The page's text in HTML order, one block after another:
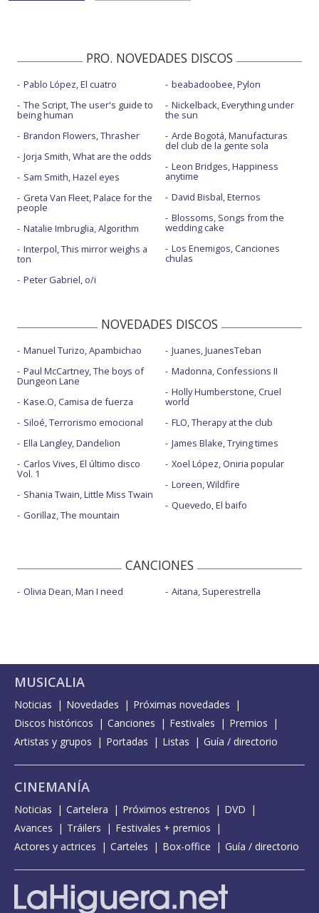
PRO. NOVEDADES DISCOS
Pablo López, El cuatro
The Script, The user's guide to
being human
Brandon Flowers, Thrasher
Jorja Smith, What are the odds
Sam Smith, Hazel eyes
Greta Van Fleet, Palace for the
people
Natalie Imbruglia, Algorithm
Interpol, This mirror weighs a
ton
Peter Gabriel, o/i
beabadoobee, Pylon
Nickelback, Everything under
the sun
Arde Bogotá, Manufacturas
del club de la gente sola
Leon Bridges, Happiness
anytime
David Bisbal, Eternos
Blossoms, Songs from the
wedding cake
Los Enemigos, Canciones
chulas
NOVEDADES DISCOS
Manuel Turizo, Apambichao
Paul McCartney, The boys of
Dungeon Lane
Kase.O, Camisa de fuerza
Siloé, Terrorismo emocional
Ella Langley, Dandelion
Carlos Vives, El último disco
Vol. 1
Shania Twain, Little Miss Twain
Gorillaz, The mountain
Juanes, JuanesTeban
Madonna, Confessions II
Holly Humberstone, Cruel
world
FLO, Therapy at the club
James Blake, Trying times
Xoel López, Oniria popular
Loreen, Wildfire
Quevedo, El baifo
CANCIONES
Olivia Dean, Man I need Aitana, Superestrella
MUSICALIA
Noticias Novedades
Próximas novedades
Discos históricos
Canciones Festivales
Premios
Artistas y grupos
Portadas Listas Guía / directorio
CINEMANÍA
Noticias Cartelera Próximos estrenos
DVD
Avances
Tráilers
Festivales + premios
Actores y actrices
Carteles Box-office Guía / directorio